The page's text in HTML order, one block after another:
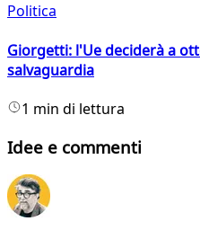
Politica
Giorgetti: l'Ue deciderà a
salvaguardia
1 min di lettura
Idee e commenti